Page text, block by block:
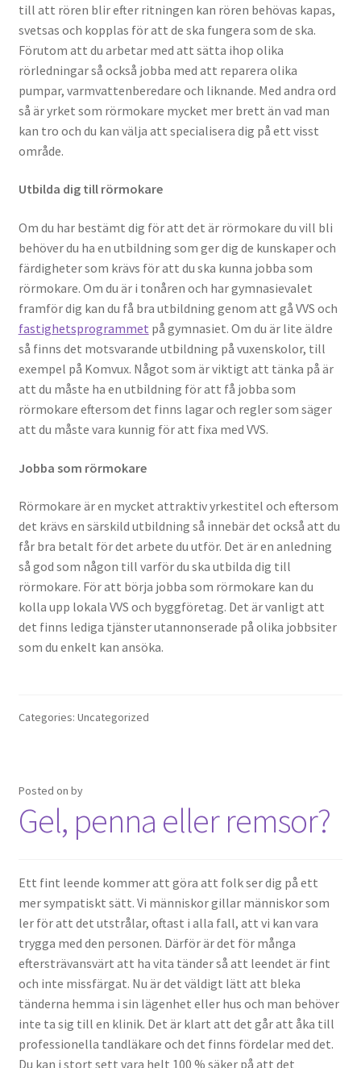
till att rören blir efter ritningen kan rören behövas kapas,
svetsas och kopplas för att de ska fungera som de ska.
Förutom att du arbetar med att sätta ihop olika
rörledningar så också jobba med att reparera olika
pumpar, varmvattenberedare och liknande. Med andra ord
så är yrket som rörmokare mycket mer brett än vad man
kan tro och du kan välja att specialisera dig på ett visst
område.
Utbilda dig till rörmokare
Om du har bestämt dig för att det är rörmokare du vill bli
behöver du ha en utbildning som ger dig de kunskaper och
färdigheter som krävs för att du ska kunna jobba som
rörmokare. Om du är i tonåren och har gymnasievalet
framför dig kan du få bra utbildning genom att gå VVS och
fastighetsprogrammet på gymnasiet. Om du är lite äldre
så finns det motsvarande utbildning på vuxenskolor, till
exempel på Komvux. Något som är viktigt att tänka på är
att du måste ha en utbildning för att få jobba som
rörmokare eftersom det finns lagar och regler som säger
att du måste vara kunnig för att fixa med VVS.
Jobba som rörmokare
Rörmokare är en mycket attraktiv yrkestitel och eftersom
det krävs en särskild utbildning så innebär det också att du
får bra betalt för det arbete du utför. Det är en anledning
så god som någon till varför du ska utbilda dig till
rörmokare. För att börja jobba som rörmokare kan du
kolla upp lokala VVS och byggföretag. Det är vanligt att
det finns lediga tjänster utannonserade på olika jobbsiter
som du enkelt kan ansöka.
Categories: Uncategorized
Posted on by
Gel, penna eller remsor?
Ett fint leende kommer att göra att folk ser dig på ett
mer sympatiskt sätt. Vi människor gillar människor som
ler för att det utstrålar, oftast i alla fall, att vi kan vara
trygga med den personen. Därför är det för många
eftersträvansvärt att ha vita tänder så att leendet är fint
och inte missfärgat. Nu är det väldigt lätt att bleka
tänderna hemma i sin lägenhet eller hus och man behöver
inte ta sig till en klinik. Det är klart att det går att åka till
professionella tandläkare och det finns fördelar med det.
Du kan i stort sett vara helt 100 % säker på att det